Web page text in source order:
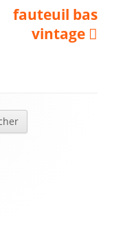
Next
article:
fauteuil bas
vintage